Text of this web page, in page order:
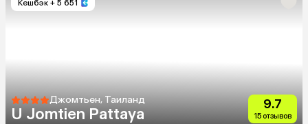
Кешбэк + 5 651
Джомтьен, Таиланд
U Jomtien Pattaya
9.7
15 отзывов